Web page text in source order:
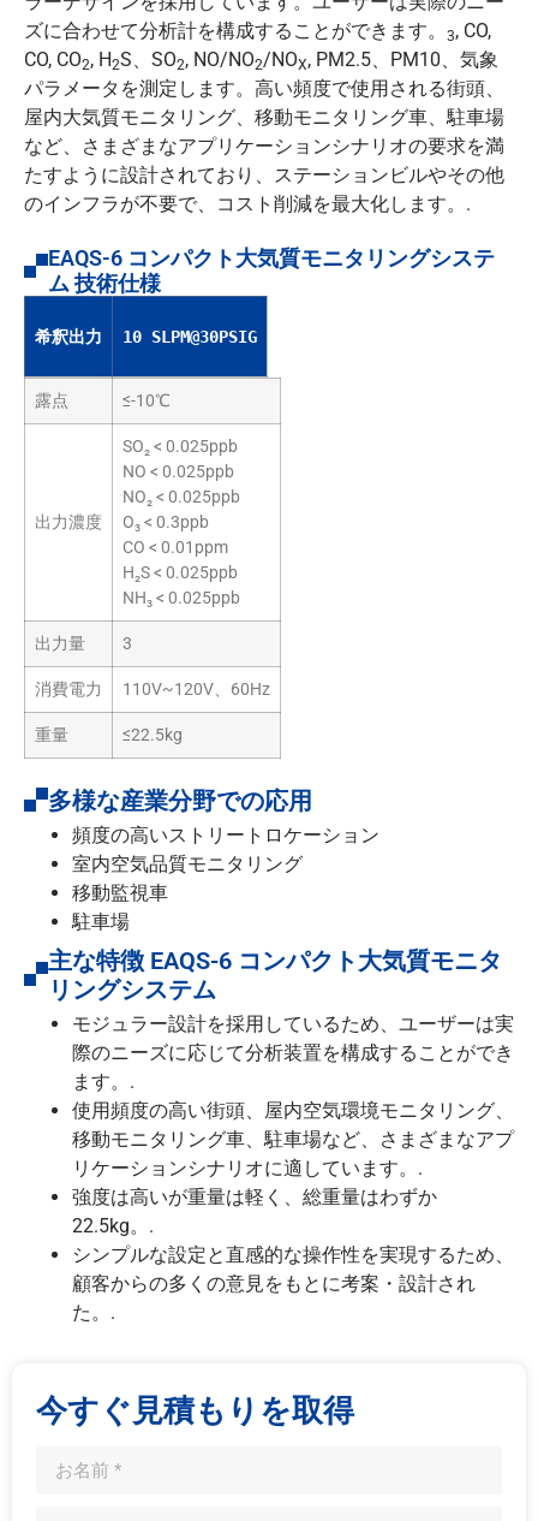
ズに合わせて分析計を構成することができます。
3, CO,
CO, CO2, H2S、SO2, NO/NO2/NOX, PM2.5、PM10、気象
パラメータを測定します。高い頻度で使用される街頭、
屋内大気質モニタリング、移動モニタリング車、駐車場
など、さまざまなアプリケーションシナリオの要求を満
たすように設計されており、ステーションビルやその他
のインフラが不要で、コスト削減を最大化します。.
EAQS-6 コンパクト大気質モニタリングシステ
ム 技術仕様
希釈出力 10 SLPM@30PSIG
露点 ≤-10℃
出力濃度
SO₂ < 0.025ppb
NO < 0.025ppb
NO₂ < 0.025ppb
O₃ < 0.3ppb
CO < 0.01ppm
H₂S < 0.025ppb
NH₃ < 0.025ppb
出力量 3
消費電力 110V~120V、60Hz
重量 ≤22.5kg
多様な産業分野での応用
頻度の高いストリートロケーション
室内空気品質モニタリング
移動監視車
駐車場
主な特徴 EAQS-6 コンパクト大気質モニタ
リングシステム
モジュラー設計を採用しているため、ユーザーは実
際のニーズに応じて分析装置を構成することができ
ます。.
使用頻度の高い街頭、屋内空気環境モニタリング、
移動モニタリング車、駐車場など、さまざまなアプ
リケーションシナリオに適しています。.
強度は高いが重量は軽く、総重量はわずか
22.5kg。.
シンプルな設定と直感的な操作性を実現するため、
顧客からの多くの意見をもとに考案・設計され
た。.
今すぐ見積もりを取得